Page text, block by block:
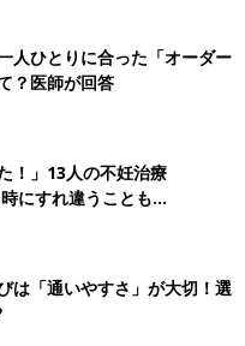
人ひとりに合った「オーダー
？医師が回答
！」13人の不妊治療
にすれ違うことも…
は「通いやすさ」が大切！選